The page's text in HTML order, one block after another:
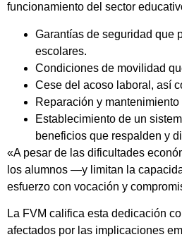
funcionamiento del sector
Garantías de seguridad que
escolares.
Condiciones de movilidad
Cese del acoso laboral, así
Reparación y
Establecimiento de un
beneficios que respalden y
«A pesar de las dificultades
los alumnos —y limitan la
esfuerzo con vocación y
La FVM califica esta dedicación
afectados por las implicaciones